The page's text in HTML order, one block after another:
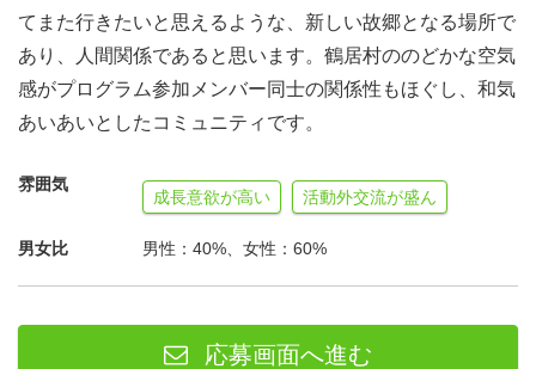
9月21日 街中サイクリング/ハートンツリーさんにてイベ
てまた行きたいと思えるような、新しい故郷となる場所で
あり、人間関係であると思います。鶴居村ののどかな空気
感がプログラム参加メンバー同士の関係性もほぐし、和気
あいあいとしたコミュニティです。
雰囲気
成長意欲が高い 活動外交流が盛ん
男女比 男性：40%、女性：60%
応募画面へ進む